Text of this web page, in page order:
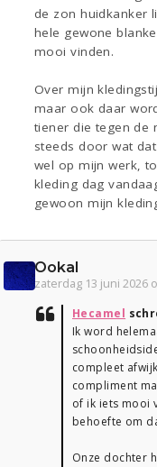
de zon huidkanker
hele gewone
mooi vinden.
Over mijn
maar ook daar
tiener die tegen de
steeds door wat
wel op mijn werk,
kleding dag
gewoon mijn
Ookal
zaterdag 13 juni 2026
Hecamel
Ik word
compleet
compliment
of ik iets mooi
behoefte om
Onze dochter